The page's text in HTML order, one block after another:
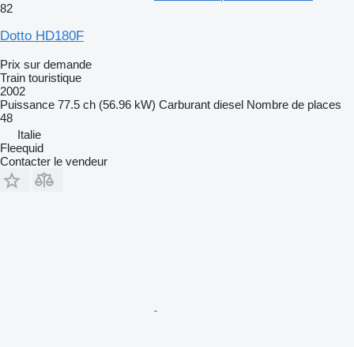
82
Dotto HD180F
Prix sur demande
Train touristique
2002
Puissance 77.5 ch (56.96 kW) Carburant diesel Nombre de places
48
Italie
Fleequid
Contacter le vendeur